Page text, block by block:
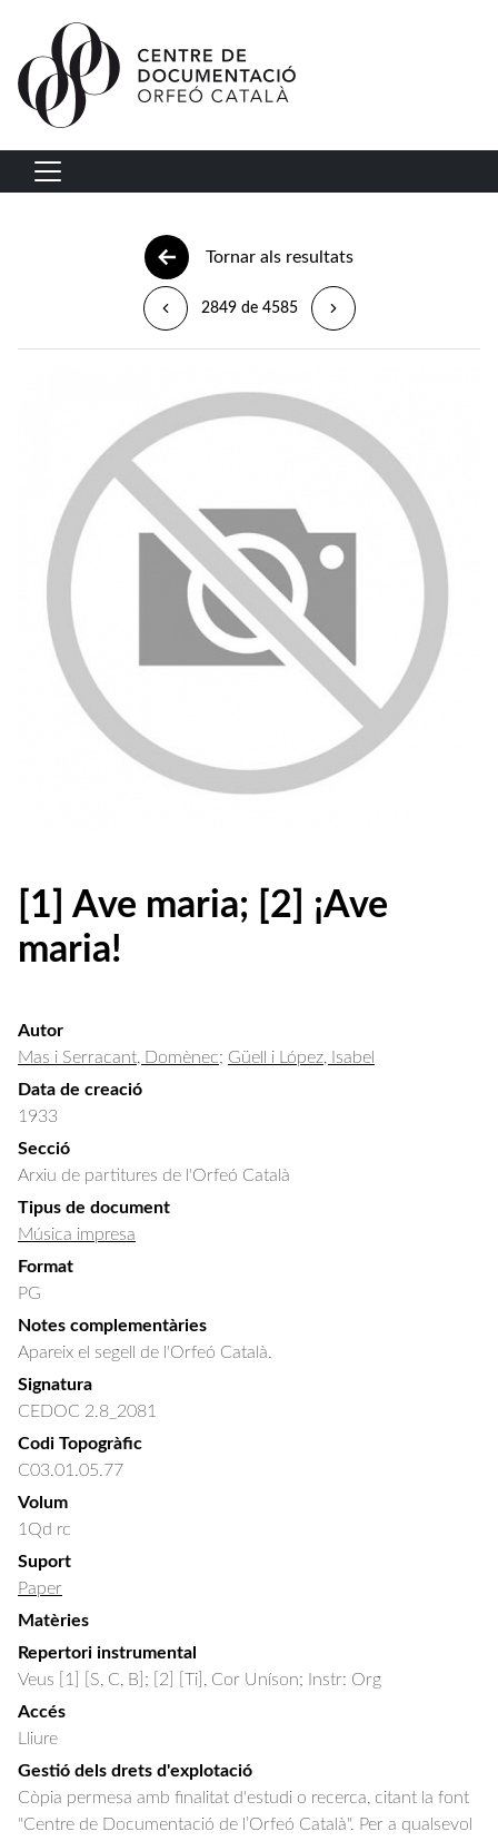
Vés al contingut
Navegació principal
Tornar als resultats
2849 de 4585
[1] Ave maria; [2] ¡Ave
maria!
Autor
Mas i Serracant, Domènec; Güell i López, Isabel
Data de creació
1933
Secció
Arxiu de partitures de l'Orfeó Català
Tipus de document
Música impresa
Format
PG
Notes complementàries
Apareix el segell de l'Orfeó Català.
Signatura
CEDOC 2.8_2081
Codi Topogràfic
C03.01.05.77
Volum
1Qd rc
Suport
Paper
Matèries
Repertori instrumental
Veus [1] [S, C, B]; [2] [Ti], Cor Uníson; Instr: Org
Accés
Lliure
Gestió dels drets d'explotació
Còpia permesa amb finalitat d'estudi o recerca, citant la font
"Centre de Documentació de l’Orfeó Català". Per a qualsevol